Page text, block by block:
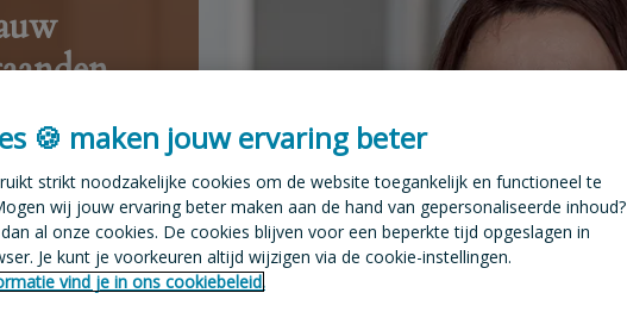
van
het land
van
of
🍪 maken jouw ervaring beter
strikt noodzakelijke cookies om de website toegankelijk en functioneel te
wij jouw ervaring beter maken aan de hand van gepersonaliseerde inhoud?
al onze cookies. De cookies blijven voor een beperkte tijd opgeslagen in
Je kunt je voorkeuren altijd wijzigen via de cookie-instellingen.
vind je in ons cookiebeleid.